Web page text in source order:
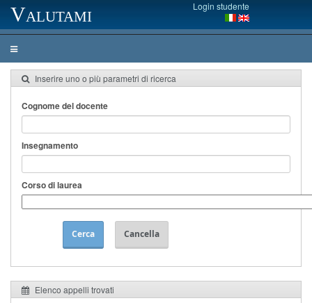
Valutami Login studente
Inserire uno o più parametri di ricerca
Cognome del docente
Insegnamento
Corso di laurea
Cerca Cancella
Elenco appelli trovati